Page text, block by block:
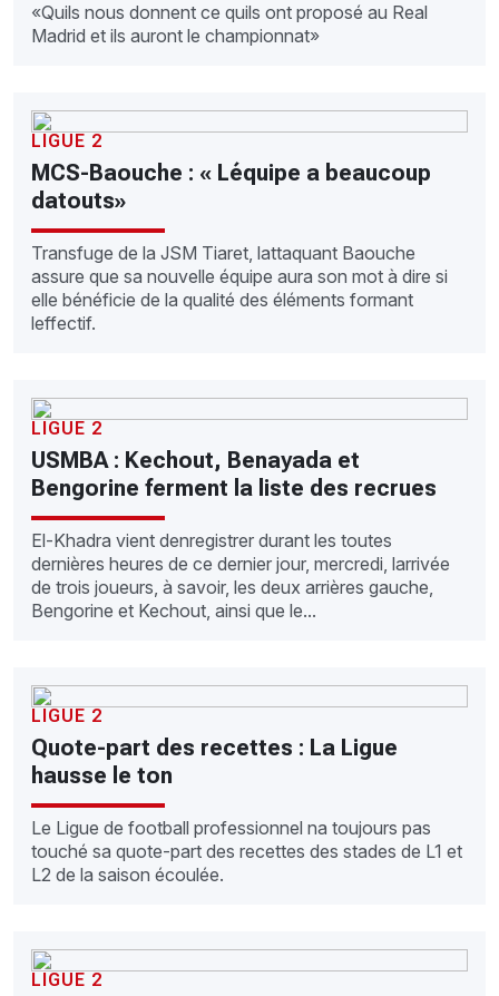
«Quils nous donnent ce quils ont proposé au Real
Madrid et ils auront le championnat»
LIGUE 2
MCS-Baouche : « Léquipe a beaucoup
datouts»
Transfuge de la JSM Tiaret, lattaquant Baouche
assure que sa nouvelle équipe aura son mot à dire si
elle bénéficie de la qualité des éléments formant
leffectif.
LIGUE 2
USMBA : Kechout, Benayada et
Bengorine ferment la liste des recrues
El-Khadra vient denregistrer durant les toutes
dernières heures de ce dernier jour, mercredi, larrivée
de trois joueurs, à savoir, les deux arrières gauche,
Bengorine et Kechout, ainsi que le...
LIGUE 2
Quote-part des recettes : La Ligue
hausse le ton
Le Ligue de football professionnel na toujours pas
touché sa quote-part des recettes des stades de L1 et
L2 de la saison écoulée.
LIGUE 2